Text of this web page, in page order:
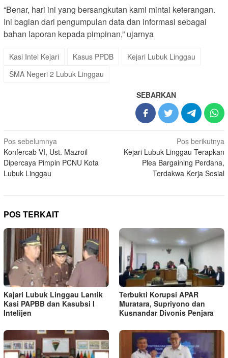
“Benar, hari ini yang bersangkutan kami mintai keterangan.
Ini bagian dari pengumpulan data dan informasi sebagai
bahan laporan kepada pimpinan,” ujarnya
Kasi Intel Kejari Kasus PPDB
Kejari Lubuk Linggau
SMA Negeri 2 Lubuk Linggau
SEBARKAN
Navigasi
pos
Pos sebelumnya
Konfercab VI, Ust. Mazroil
Dipercaya Pimpin PCNU Kota
Lubuk Linggau
Pos berikutnya
Kejari Lubuk Linggau Terapkan
Plea Bargaining Perdana,
Terdakwa Kerja Sosial
POS TERKAIT
Kajari Lubuk Linggau Lantik
Kasi PAPBB dan Kasubsi I
Intelijen
Terbukti Korupsi APAR
Muratara, Supriyono dan
Kusnandar Divonis Penjara